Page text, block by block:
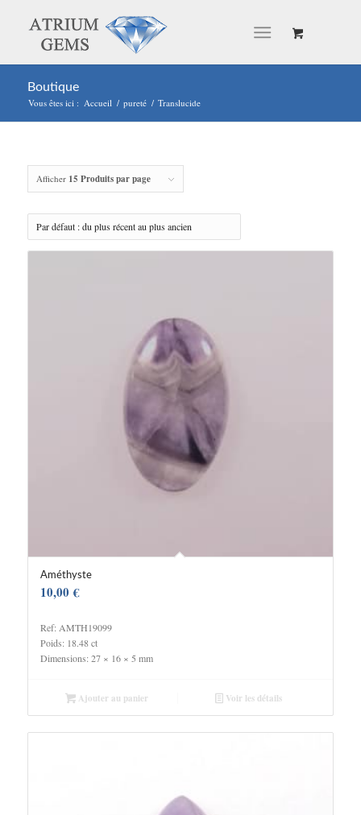
Boutique
Vous êtes ici : Accueil / pureté / Translucide
Afficher 15 Produits par page
Améthyste
10,00€
Ref: AMTH19099
Poids: 18.48 ct
Dimensions: 27 × 16 × 5 mm
Ajouter au panier Voir les détails